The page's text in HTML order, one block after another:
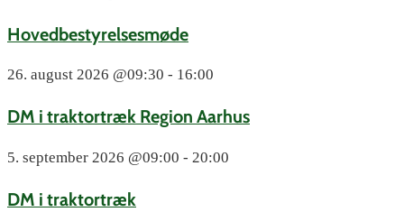
Hovedbestyrelsesmøde
26. august 2026 @09:30 - 16:00
DM i traktortræk Region Aarhus
5. september 2026 @09:00 - 20:00
DM i traktortræk